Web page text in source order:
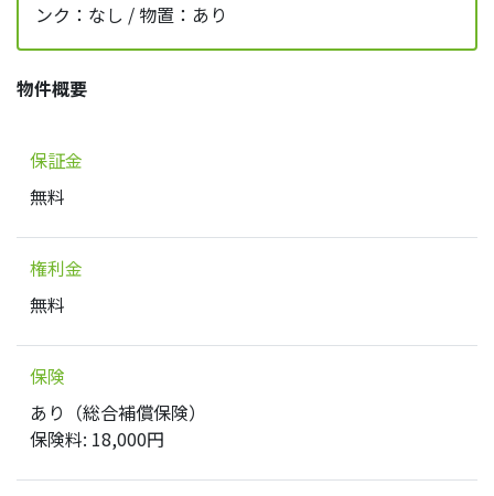
ンク：なし / 物置：あり
物件概要
保証金
無料
権利金
無料
保険
あり（総合補償保険）
保険料: 18,000円